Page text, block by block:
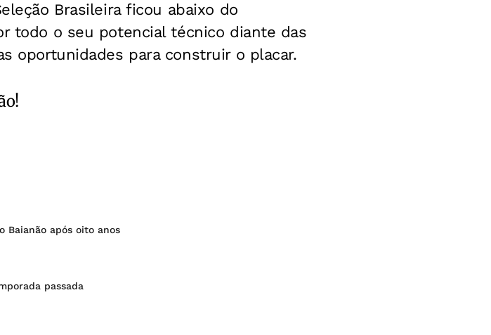
Brasileira ficou abaixo do
todo o seu potencial técnico diante das
oportunidades para construir o placar.
Baianão após oito anos
passada